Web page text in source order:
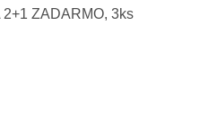
ZADARMO, 3ks